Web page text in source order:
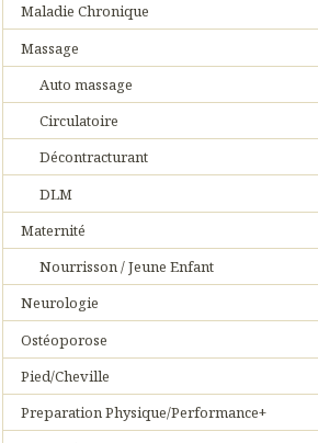
Maladie Chronique
Massage
Auto massage
Circulatoire
Décontracturant
DLM
Maternité
Nourrisson / Jeune Enfant
Neurologie
Ostéoporose
Pied/Cheville
Preparation Physique/Performance+